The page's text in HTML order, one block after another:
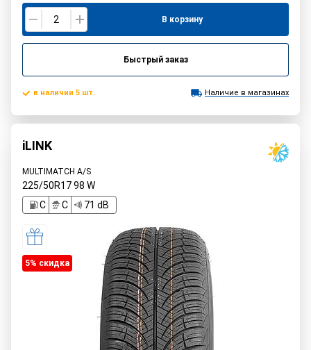
В корзину
Быстрый заказ
в наличии 5 шт. Наличие в магазинах
iLINK
MULTIMATCH A/S
225/50R1798 W
C
C 71 dB
5% cкидка